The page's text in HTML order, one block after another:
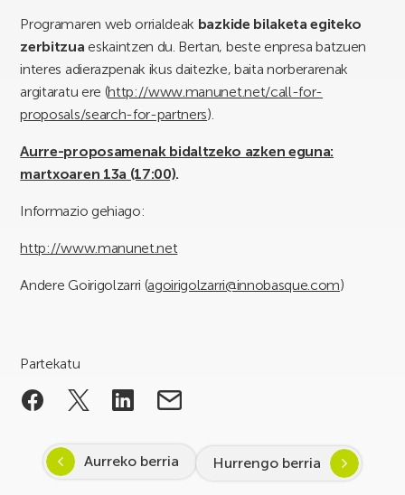
Programaren web orrialdeak bazkide bilaketa egiteko
zerbitzua eskaintzen du. Bertan, beste enpresa batzuen
interes adierazpenak ikus daitezke, baita norberarenak
argitaratu ere (http://www.manunet.net/call-for-
proposals/search-for-partners).
Aurre-proposamenak bidaltzeko azken eguna:
martxoaren 13a (17:00).
Informazio gehiago:
http://www.manunet.net
Andere Goirigolzarri (agoirigolzarri@innobasque.com)
Partekatu
Aurreko berria Hurrengo berria